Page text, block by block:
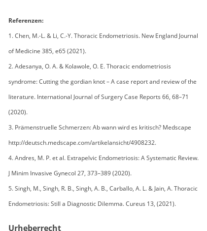
Referenzen:
1. Chen, M.-L. & Li, C.-Y. Thoracic Endometriosis. New England Journal
of Medicine 385, e65 (2021).
2. Adesanya, O. A. & Kolawole, O. E. Thoracic endometriosis
syndrome: Cutting the gordian knot – A case report and review of the
literature. International Journal of Surgery Case Reports 66, 68–71
(2020).
3. Prämenstruelle Schmerzen: Ab wann wird es kritisch? Medscape
http://deutsch.medscape.com/artikelansicht/4908232.
4. Andres, M. P. et al. Extrapelvic Endometriosis: A Systematic Review.
J Minim Invasive Gynecol 27, 373–389 (2020).
5. Singh, M., Singh, R. B., Singh, A. B., Carballo, A. L. & Jain, A. Thoracic
Endometriosis: Still a Diagnostic Dilemma. Cureus 13, (2021).
Urheberrecht